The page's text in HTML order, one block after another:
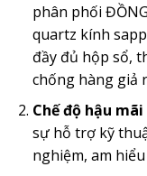
phân phối
quartz kính
đầy đủ hộp sổ,
chống hàng giả
Chế độ hậu
sự hỗ trợ kỹ
nghiệm, am